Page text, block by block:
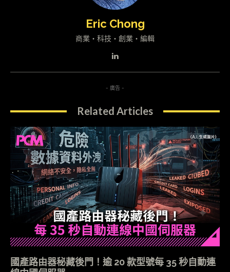
Eric Chong
商業・科技・創業・編輯
- 廣告 -
Related Articles
國產路由器秘藏後門！逾 20 款型號每 35 秒自動連